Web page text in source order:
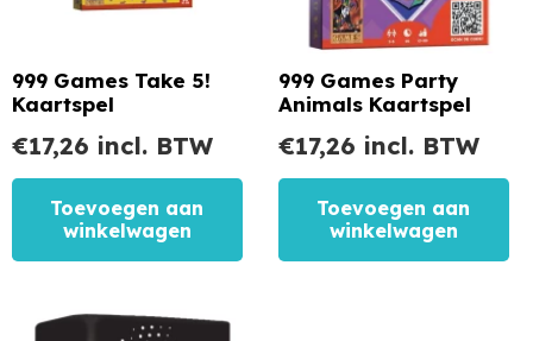
999 Games Take 5!
Kaartspel
€17,26 incl. BTW
Toevoegen aan
winkelwagen
999 Games Party
Animals Kaartspel
€17,26 incl. BTW
Toevoegen aan
winkelwagen